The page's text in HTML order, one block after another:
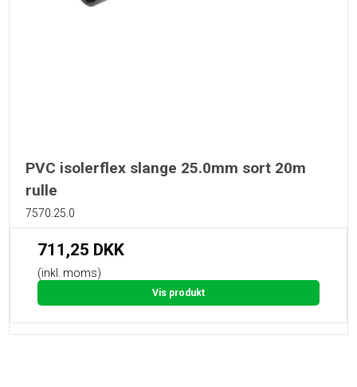
PVC isolerflex slange 25.0mm sort 20m
rulle
7570.25.0
711,25 DKK
(inkl. moms)
Vis produkt